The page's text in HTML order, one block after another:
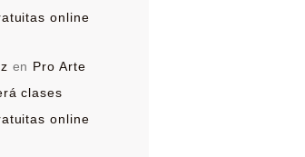
online
en Pro Arte
clases
online